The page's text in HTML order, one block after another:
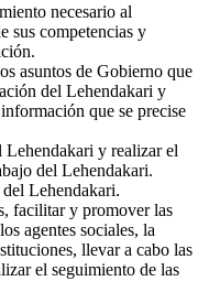
necesario al
sus competencias y
asuntos de Gobierno que
del Lehendakari y
que se precise
y realizar el
del Lehendakari.
Lehendakari.
facilitar y promover las
agentes sociales, la
llevar a cabo las
el seguimiento de las